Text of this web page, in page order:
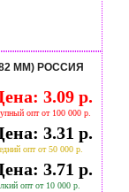
ММ) РОССИЯ
3.09 р.
опт от 100 000 р.
3.31 р.
опт от 50 000 р.
3.71 р.
опт от 10 000 р.